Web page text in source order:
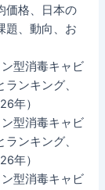
価格、日本の
題、動向、お
型消毒キャビ
ンキング、
年）
型消毒キャビ
ンキング、
年）
型消毒キャビ